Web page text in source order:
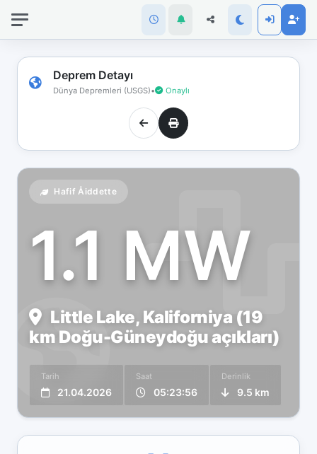
Deprem Detayı
Dünya Depremleri (USGS)• Onaylı
Hafif Åiddette
1.1 MW
Little Lake, Kaliforniya (19
km Doğu-Güneydoğu açıkları)
Tarih
21.04.2026
Saat
05:23:56
Derinlik
9.5 km
bağlantınız
koptu!
Çevrimdışı
moddasınız.